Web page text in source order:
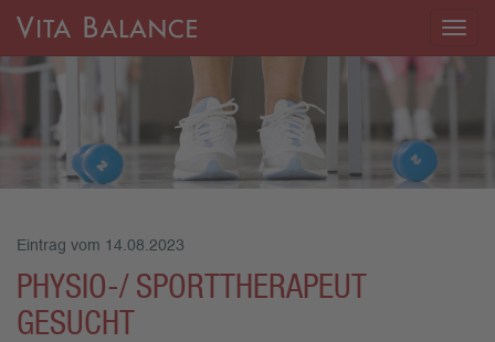
Eintrag vom 14.08.2023
PHYSIO-/ SPORTTHERAPEUT
GESUCHT